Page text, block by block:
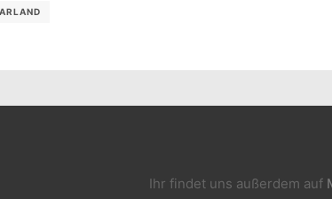
Ihr findet uns außerdem auf